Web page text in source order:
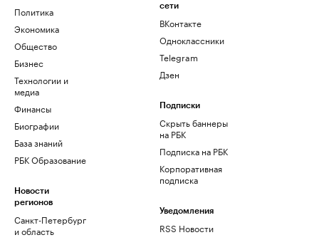
Политика
Экономика
Общество
Бизнес
Технологии и
медиа
Финансы
Биографии
База знаний
РБК Образование
Новости
регионов
Санкт-Петербург
и область
сети
ВКонтакте
Одноклассники
Telegram
Дзен
Подписки
Скрыть баннеры
на РБК
Подписка на РБК
Корпоративная
подписка
Уведомления
RSS Новости